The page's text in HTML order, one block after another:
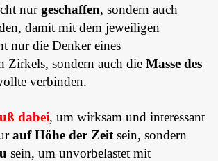
nurgeschaffen, sondern auch
damit mit dem jeweiligen
nur die Denker eines
Zirkels, sondern auch die Masse des
verbinden.
dabei, um wirksam und interessant
auf Höhe der Zeit sein, sondern
sein, um unvorbelastet mit